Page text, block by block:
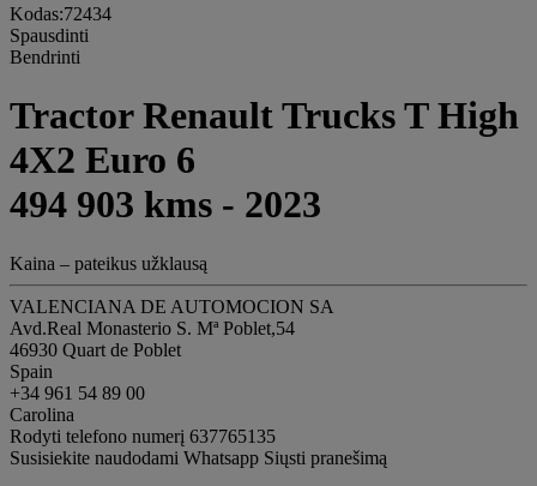
Kodas:72434
Spausdinti
Bendrinti
Tractor Renault Trucks T High
4X2 Euro 6
494 903 kms - 2023
Kaina – pateikus užklausą
VALENCIANA DE AUTOMOCION SA
Avd.Real Monasterio S. Mª Poblet,54
46930 Quart de Poblet
Spain
+34 961 54 89 00
Carolina
Rodyti telefono numerį 637765135
Susisiekite naudodami Whatsapp Siųsti pranešimą